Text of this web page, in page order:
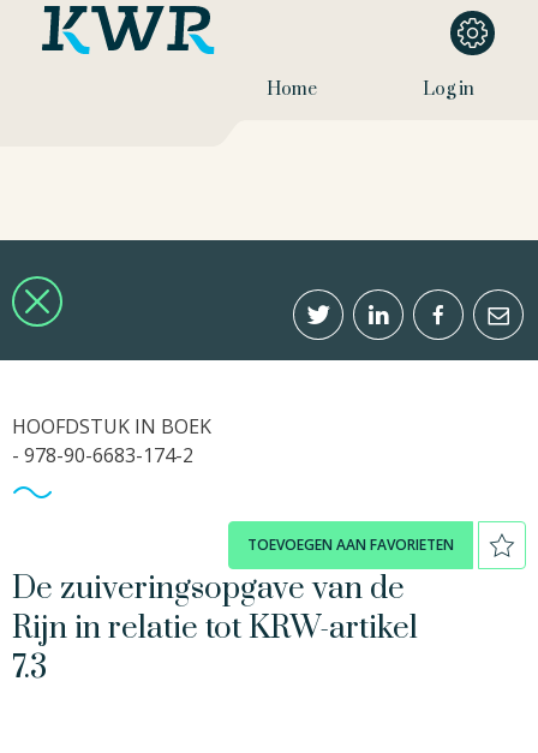
Home Log in
HOOFDSTUK IN BOEK
- 978-90-6683-174-2
TOEVOEGEN AAN FAVORIETEN
De zuiveringsopgave van de
Rijn in relatie tot KRW-artikel
7.3